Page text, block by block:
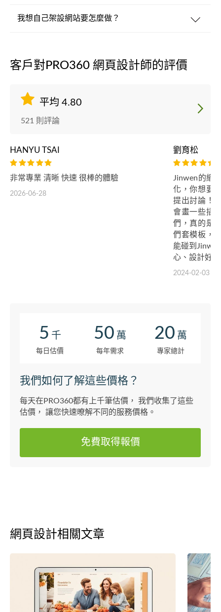
我想自己架設網站要怎麼做？
客戶對PRO360 網頁設計師的評價
平均 4.80
521 則評論
HANYU TSAI
非常專業 清晰 快速 很棒的體驗
2026-06-28
劉育松
Jinwen的網
化，你想要
提出討論！
會畫一些插
們，真的是
們套模板，
能碰到
心、設計好
2024-02-03
5 千
每日估價
50 萬
每年需求
20 萬
專家總計
我們如何了解這些價格？
每天在PRO360都有上千筆估價， 我們收集了這些
估價， 讓您快速暸解不同的服務價格。
免費取得報價
網頁設計相關文章